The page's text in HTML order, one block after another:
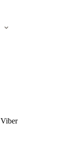
Viber